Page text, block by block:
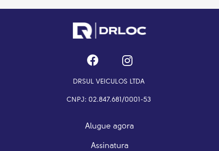
DRSUL VEICULOS LTDA
CNPJ: 02.847.681/0001-53
Alugue agora
Assinatura